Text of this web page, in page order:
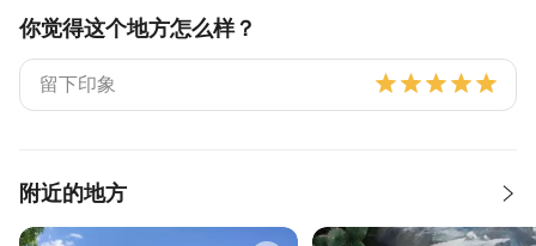
你觉得这个地方怎么样？
附近的地方